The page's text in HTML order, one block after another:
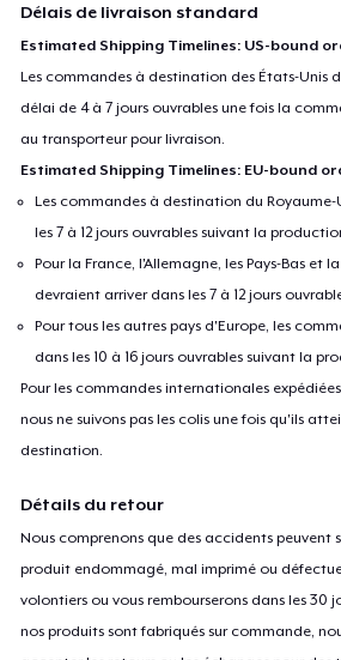
Délais de livraison standard
Estimated Shipping Timelines: US-bound
Les commandes à destination des États-Unis
délai de 4 à 7 jours ouvrables une fois la
au transporteur pour livraison.
Estimated Shipping Timelines: EU-bound
Les commandes à destination du
les 7 à 12 jours ouvrables suivant la
Pour la France, l'Allemagne, les Pays-Bas et
devraient arriver dans les 7 à 12 jours
Pour tous les autres pays d'Europe, les
dans les 10 à 16 jours ouvrables suivant la
Pour les commandes internationales expédiées
nous ne suivons pas les colis une fois qu'ils
destination.
Détails du retour
Nous comprenons que des accidents peuvent
produit endommagé, mal imprimé ou
volontiers ou vous rembourserons dans les 30
nos produits sont fabriqués sur commande,